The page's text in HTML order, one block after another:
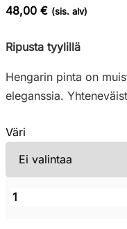
48,00 € (sis. alv)
Ripusta tyylillä
Hengarin pinta on
eleganssia.
Väri
Inno